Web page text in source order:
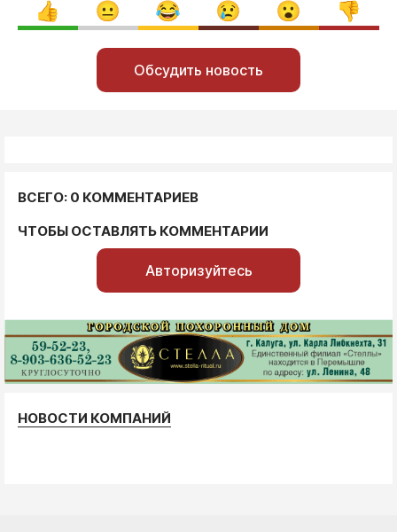
Обсудить новость
ВСЕГО: 0 КОММЕНТАРИЕВ
ЧТОБЫ ОСТАВЛЯТЬ КОММЕНТАРИИ
Авторизуйтесь
НОВОСТИ КОМПАНИЙ